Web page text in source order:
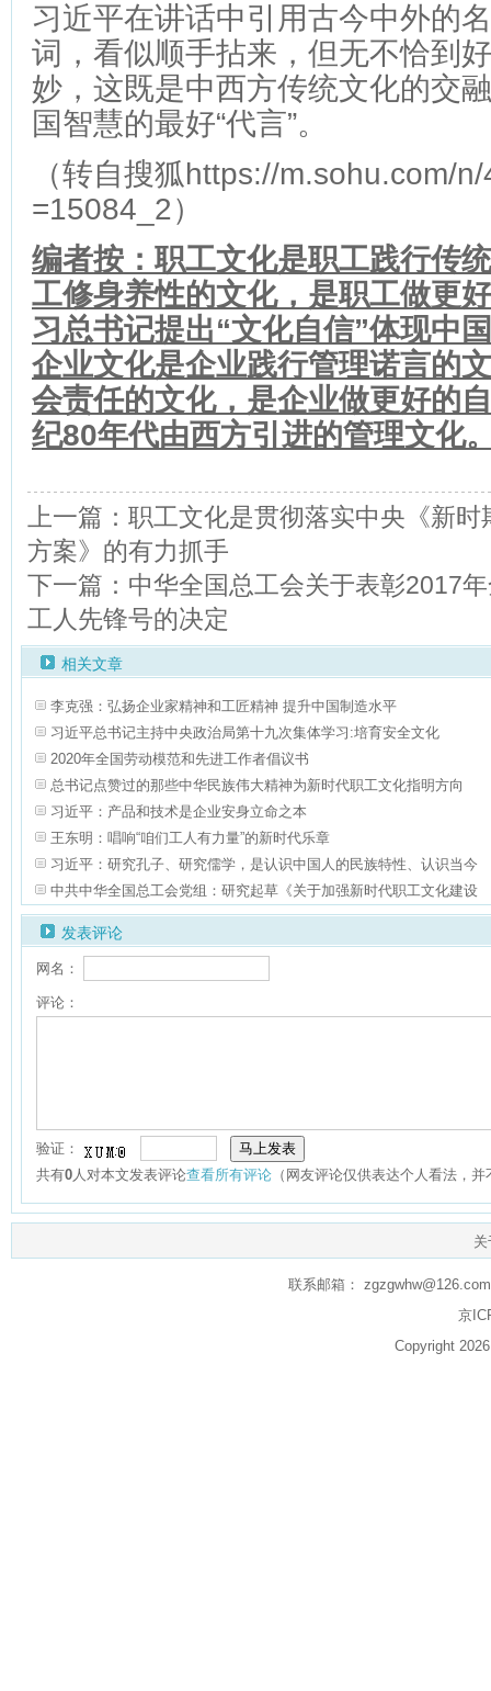
习近平在讲话中引用古今中外的
词，看似顺手拈来，但无不恰到
妙，这既是中西方传统文化的交
国智慧的最好“代言”。
（转自搜狐https://m.sohu.com/
=15084_2）
编者按：职工文化是职工践行传
工修身养性的文化，是职工做更
习总书记提出“文化自信”体现中
企业文化是企业践行管理诺言的
会责任的文化，是企业做更好的
纪80年代由西方引进的管理文化
上一篇：职工文化是贯彻落实中央《新
方案》的有力抓手
下一篇：中华全国总工会关于表彰2017
工人先锋号的决定
相关文章
李克强：弘扬企业家精神和工匠精神 提升中国制造水平
习近平总书记主持中央政治局第十九次集体学习:培育安全文化
2020年全国劳动模范和先进工作者倡议书
总书记点赞过的那些中华民族伟大精神为新时代职工文化指明方向
习近平：产品和技术是企业安身立命之本
王东明：唱响“咱们工人有力量”的新时代乐章
习近平：研究孔子、研究儒学，是认识中国人的民族特性、认识当今
中共中华全国总工会党组：研究起草《关于加强新时代职工文化建设
发表评论
网名：
评论：
验证：
共有0人对本文发表评论查看所有评论 （网友评论仅供表达个人看法，
联系邮箱：
京
Copyright